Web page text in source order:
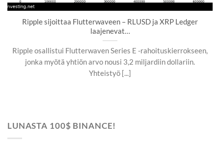
Ripple sijoittaa Flutterwaveen – RLUSD ja XRP Ledger
laajenevat…
Ripple osallistui Flutterwaven Series E -rahoituskierrokseen,
jonka myötä yhtiön arvo nousi 3,2 miljardiin dollariin.
Yhteistyö [...]
LUNASTA 100$ BINANCE!